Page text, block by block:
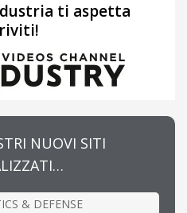
ti aspetta
NUOVI SITI
& DEFENSE